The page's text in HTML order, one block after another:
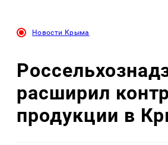
Новости Крыма
расширил
продукции в